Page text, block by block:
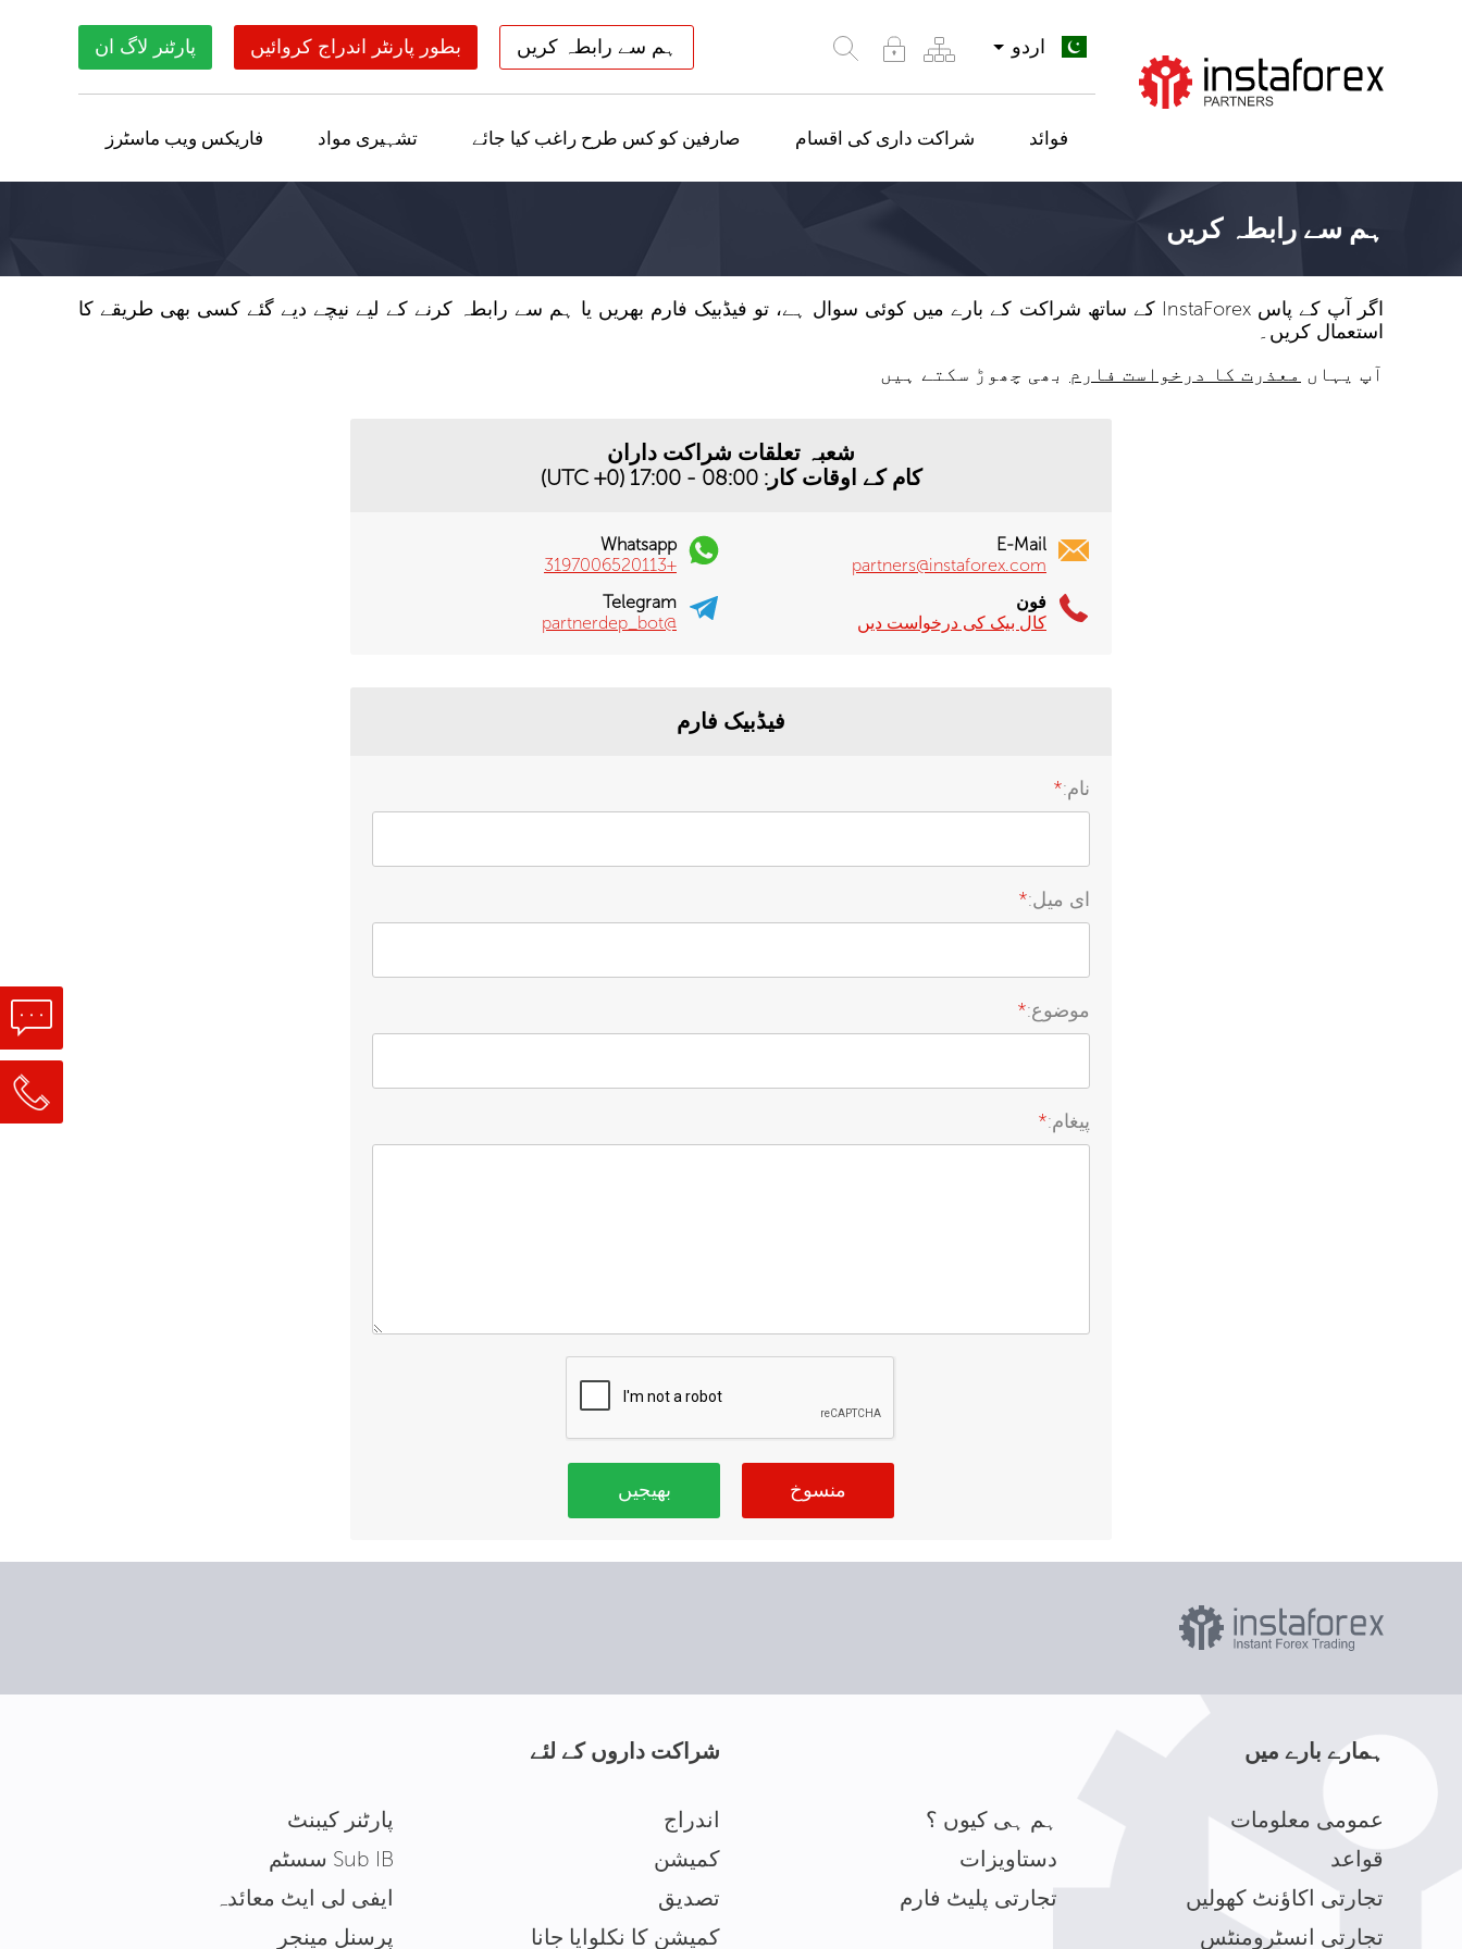
اردو ہم سے رابطہ کریں بطور پارنٹر اندراج کروائیں پارٹنر لاگ ان
فوائد شراکت داری کی اقسام صارفین کو کس طرح راغب کیا جائے تشہیری مواد فاریکس ویب ماسٹرز
ہم سے رابطہ کریں
اگر آپ کے پاس InstaForex کے ساتھ شراکت کے بارے میں کوئی سوال ہے، تو فیڈبیک فارم بھریں یا ہم سے رابطہ کرنے کے لیے نیچے دیے گئے کسی بھی طریقے کا
استعمال کریں۔
آپ یہاں معذرت کا درخواست فارم بھی چھوڑ سکتے ہیں
شعبہ تعلقات شراکت داران
کام کے اوقات کار: 08:00 - 17:00 (UTC +0)
E-Mail
partners@instaforex.com
Whatsapp
+3197006520113
فون
کال بیک کی درخواست دیں
Telegram
@partnerdep_bot
فیڈبیک فارم
نام: *
ای میل: *
موضوع: *
پیغام: *
منسوخ بھیجیں
ہمارے بارے میں
عمومی معلومات
ہم ہی کیوں ؟
قواعد
دستاویزات
تجارتی اکاؤنٹ کھولیں
تجارتی پلیٹ فارم
تجارتی انسٹرومنٹس
شراکت داروں کے لئے
اندراج
پارٹنر کیبنٹ
کمیشن
Sub IB سسٹم
تصدیق
ایفی لی ایٹ معائدہ
کمیشن کا نکلوایا جانا
پرسنل مینجر